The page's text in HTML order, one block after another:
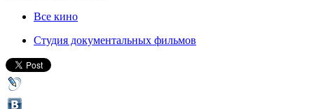
Все кино
Студия документальных фильмов